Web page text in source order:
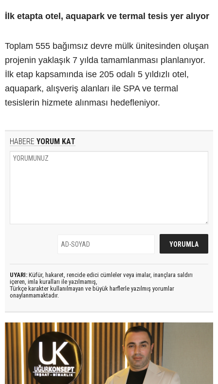
İlk etapta otel, aquapark ve termal tesis yer alıyor
Toplam 555 bağımsız devre mülk ünitesinden oluşan
projenin yaklaşık 7 yılda tamamlanması planlanıyor.
İlk etap kapsamında ise 205 odalı 5 yıldızlı otel,
aquapark, alışveriş alanları ile SPA ve termal
tesislerin hizmete alınması hedefleniyor.
HABERE YORUM KAT
UYARI: Küfür, hakaret, rencide edici cümleler veya imalar, inançlara saldırı
içeren, imla kuralları ile yazılmamış,
Türkçe karakter kullanılmayan ve büyük harflerle yazılmış yorumlar
onaylanmamaktadır.